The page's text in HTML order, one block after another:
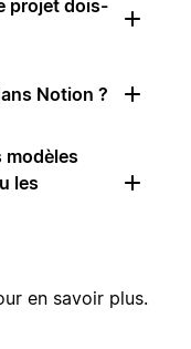
projet dois-
Notion ?
modèles
les
en savoir plus.